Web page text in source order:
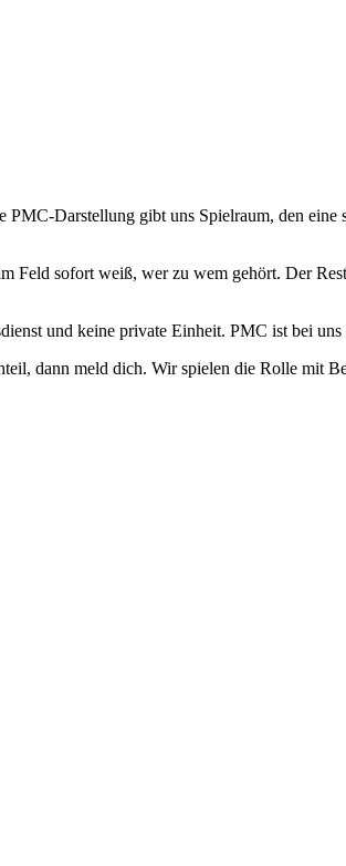
PMC-Darstellung gibt uns Spielraum, den
sofort weiß, wer zu wem gehört. Der
und keine private Einheit. PMC ist bei
dann meld dich. Wir spielen die Rolle mit